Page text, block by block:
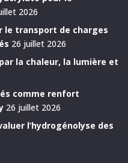
2026
le transport de charges
26 juillet 2026
la chaleur, la lumière et
comme renfort
26 juillet 2026
l’hydrogénolyse des